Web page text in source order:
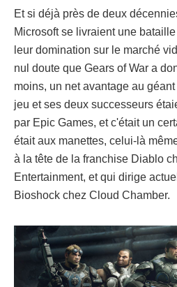
Et si déjà près de deux
Microsoft se livraient une
leur domination sur le marché
nul doute que Gears of War a
moins, un net avantage au
jeu et ses deux successeurs
par Epic Games, et c'était un
était aux manettes, celui-là
à la tête de la franchise Diablo
Entertainment, et qui dirige
Bioshock chez Cloud Chamber.